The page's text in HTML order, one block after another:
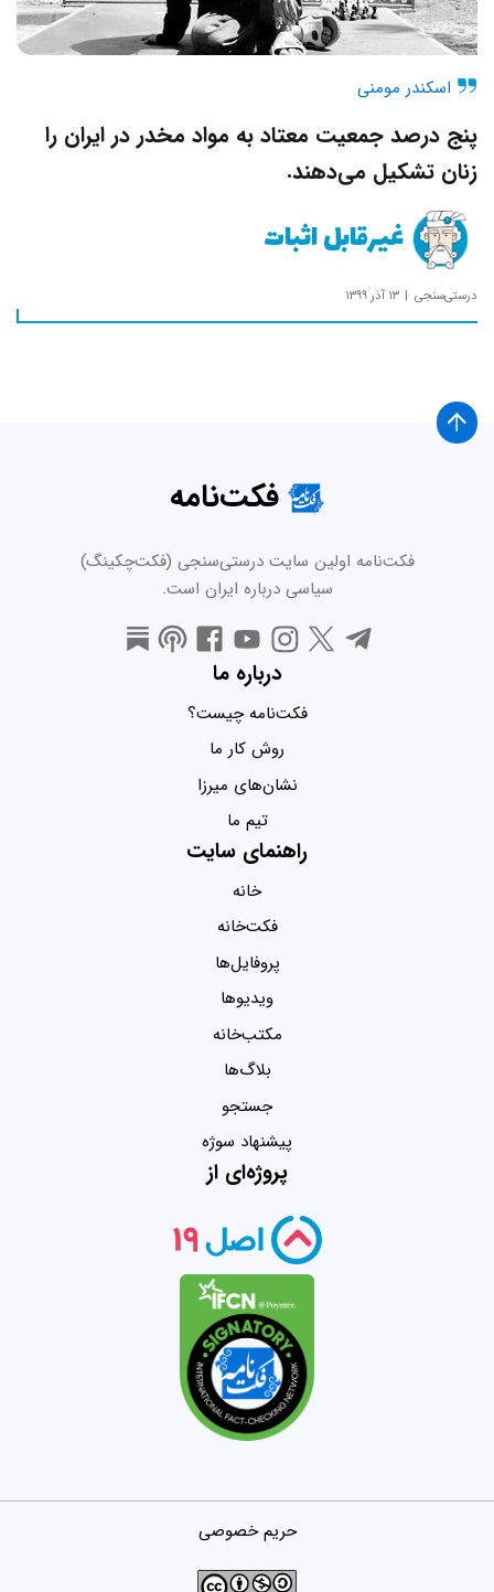
اسکندر مومنی
پنج درصد جمعیت معتاد به مواد مخدر در ایران را
زنان تشکیل می‌دهند.
غیر‌قابل اثبات
درستی‌سنجی ۱۳ آذر ۱۳۹۹
فکت‌نامه
فکت‌نامه اولین سایت درستی‌سنجی (فکت‌چکینگ)
سیاسی درباره ایران است.
درباره ما
فکت‌نامه چیست؟
روش کار ما
نشان‌های میرزا
تیم ما
راهنمای سایت
خانه
فکت‌خانه
پروفایل‌ها
ویدیو‌ها
مکتب‌خانه
بلاگ‌ها
جستجو
پیشنهاد سوژه
پروژه‌ای از
حریم خصوصی